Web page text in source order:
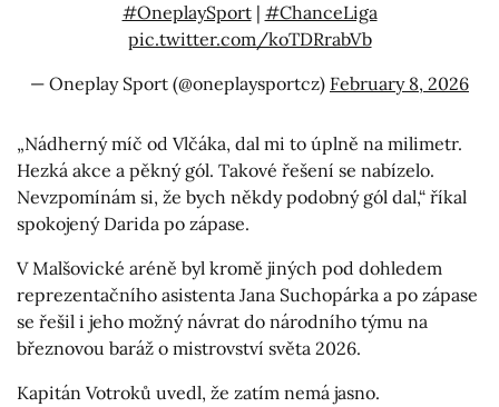
#OneplaySport| #ChanceLiga
pic.twitter.com/koTDRrabVb
— Oneplay Sport (@oneplaysportcz) February 8, 2026
„Nádherný míč od Vlčáka, dal mi to úplně na milimetr.
Hezká akce a pěkný gól. Takové řešení se nabízelo.
Nevzpomínám si, že bych někdy podobný gól dal,“ říkal
spokojený Darida po zápase.
V Malšovické aréně byl kromě jiných pod dohledem
reprezentačního asistenta Jana Suchopárka a po zápase
se řešil i jeho možný návrat do národního týmu na
březnovou baráž o mistrovství světa 2026.
Kapitán Votroků uvedl, že zatím nemá jasno.